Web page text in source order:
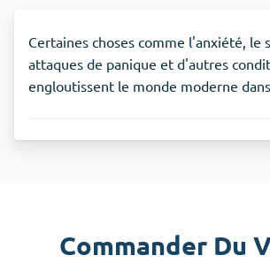
Certaines choses comme l'anxiété, le
attaques de panique et d'autres
engloutissent le monde moderne
Commander Du